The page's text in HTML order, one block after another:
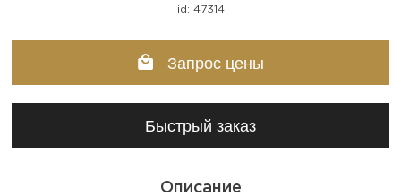
id: 47314
Запрос цены
Быстрый заказ
Описание